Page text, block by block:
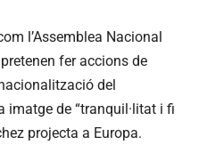
l’Assemblea Nacional
fer accions de
del
imatge de “tranquil·litat i fi
projecta a Europa.